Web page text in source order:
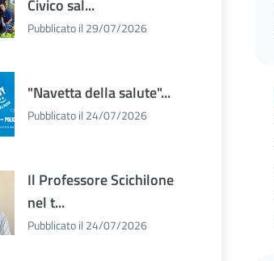
Civico sal...
Pubblicato il 29/07/2026
"Navetta della salute"...
Pubblicato il 24/07/2026
Il Professore Scichilone
nel t...
Pubblicato il 24/07/2026